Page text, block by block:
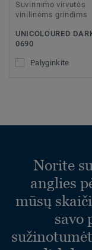
Suvirinimo virvutės
vinilinėms grindims
UNICOLOURED
0690
Palyginkite
Norite
anglies
mūsų
savo